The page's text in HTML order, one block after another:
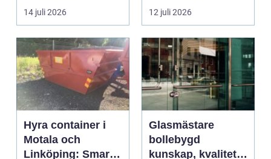
14 juli 2026
umgänge i et...
12 juli 2026
Hyra container i
Motala och
Linköping: Smart
Glasmästare
bollebygd
kunskap, kvalitet